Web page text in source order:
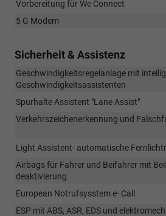
Vorbereitung für We Connect
5 G Modem
Sicherheit & Assistenz
Geschwindigkeitsregelanlage mit
Geschwindigkeitsassistenten
Spurhalte Assistent "Lane Assist"
Verkehrszeichenerkennung und
Light Assistent- automatische
Airbags für Fahrer und Beifahrer mit
deaktivierung
European Notrufsysstem e- Call
ESP mit ABS, ASR, EDS und